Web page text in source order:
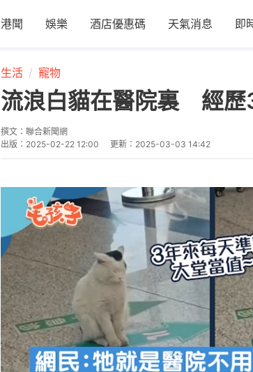
港聞 娛樂 酒店優惠碼 天氣消息 即
生活 寵物
流浪白貓在醫院裏 經
撰文： 聯合新聞網
出版： 2025-02-22 12:00 更新： 2025-03-03 14:42